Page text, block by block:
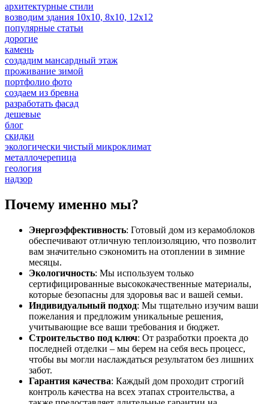
архитектурные стили
возводим здания 10x10, 8x10, 12x12
популярные статьи
дорогие
камень
создадим мансардный этаж
проживание зимой
портфолио фото
создаем из бревна
разработать фасад
дешевые
блог
скидки
экологически чистый микроклимат
металлочерепица
геология
надзор
Почему именно мы?
Энергоэффективность: Готовый дом из керамоблоков
обеспечивают отличную теплоизоляцию, что позволит
вам значительно сэкономить на отоплении в зимние
месяцы.
Экологичность: Мы используем только
сертифицированные высококачественные материалы,
которые безопасны для здоровья вас и вашей семьи.
Индивидуальный подход: Мы тщательно изучим ваши
пожелания и предложим уникальные решения,
учитывающие все ваши требования и бюджет.
Строительство под ключ: От разработки проекта до
последней отделки – мы берем на себя весь процесс,
чтобы вы могли наслаждаться результатом без лишних
забот.
Гарантия качества: Каждый дом проходит строгий
контроль качества на всех этапах строительства, а